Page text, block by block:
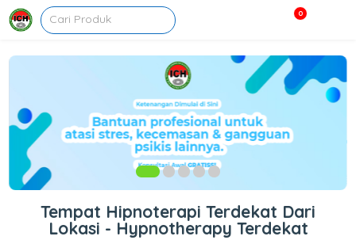
0
Tempat Hipnoterapi Terdekat Dari
Lokasi - Hypnotherapy Terdekat